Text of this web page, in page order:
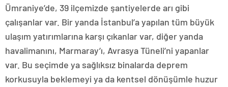
Ümraniye’de, 39 ilçemizde şantiyelerde arı gibi
çalışanlar var. Bir yanda İstanbul’a yapılan tüm büyük
ulaşım yatırımlarına karşı çıkanlar var, diğer yanda
havalimanını, Marmaray’ı, Avrasya Tüneli’ni yapanlar
var. Bu seçimde ya sağlıksız binalarda deprem
korkusuyla beklemeyi ya da kentsel dönüşümle huzur